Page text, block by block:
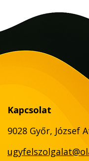
Kapcsolat
9028 Győr, József